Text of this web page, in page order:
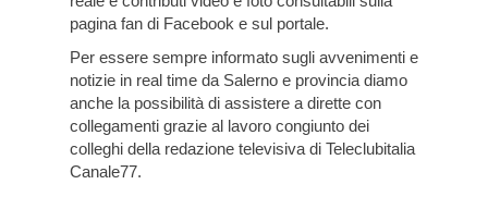
pagina fan di Facebook e sul portale.
Per essere sempre informato sugli avvenimenti e
notizie in real time da Salerno e provincia diamo
anche la possibilità di assistere a dirette con
collegamenti grazie al lavoro congiunto dei
colleghi della redazione televisiva di Teleclubitalia
Canale77.